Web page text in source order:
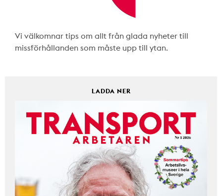
Vi välkomnar tips om allt från glada nyheter till
missförhållanden som måste upp till ytan.
LADDA NER